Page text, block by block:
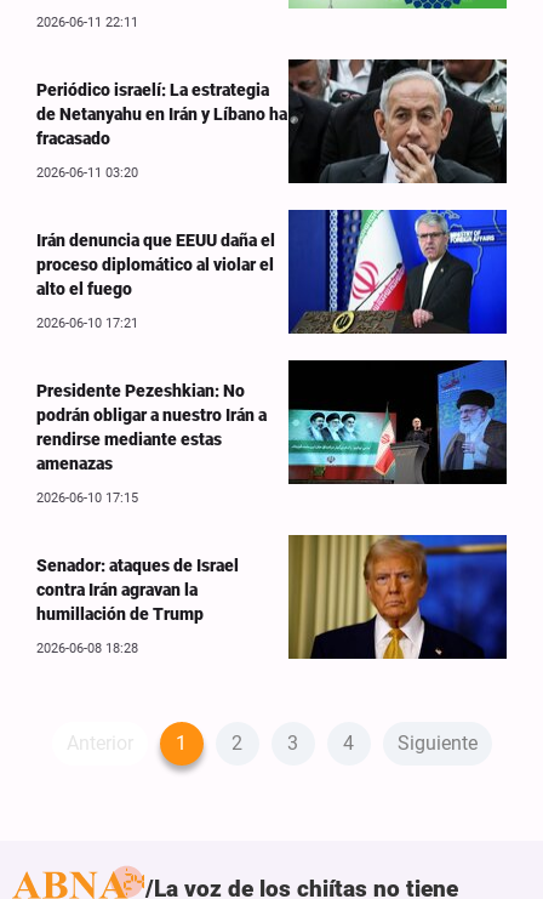
2026-06-11 22:11
Periódico israelí: La estrategia
de Netanyahu en Irán y Líbano ha
fracasado
2026-06-11 03:20
Irán denuncia que EEUU daña el
proceso diplomático al violar el
alto el fuego
2026-06-10 17:21
Presidente Pezeshkian: No
podrán obligar a nuestro Irán a
rendirse mediante estas
amenazas
2026-06-10 17:15
Senador: ataques de Israel
contra Irán agravan la
humillación de Trump
2026-06-08 18:28
Anterior 1 2 3 4 Siguiente
La voz de los chiítas no tiene